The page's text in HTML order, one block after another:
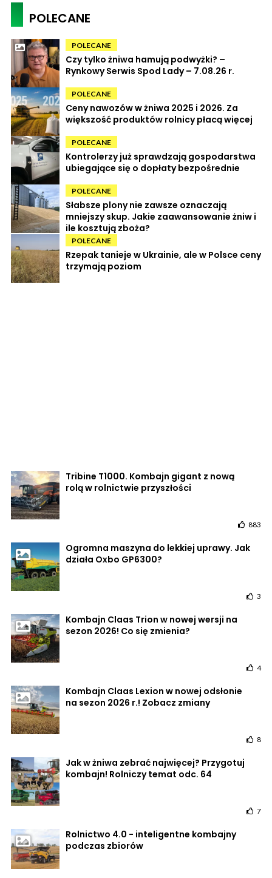
POLECANE
POLECANE
Czy tylko żniwa hamują podwyżki? –
Rynkowy Serwis Spod Lady – 7.08.26 r.
POLECANE
Ceny nawozów w żniwa 2025 i 2026. Za
większość produktów rolnicy płacą więcej
POLECANE
Kontrolerzy już sprawdzają gospodarstwa
ubiegające się o dopłaty bezpośrednie
POLECANE
Słabsze plony nie zawsze oznaczają
mniejszy skup. Jakie zaawansowanie żniw i
ile kosztują zboża?
POLECANE
Rzepak tanieje w Ukrainie, ale w Polsce ceny
trzymają poziom
Tribine T1000. Kombajn gigant z nową
rolą w rolnictwie przyszłości
883
Ogromna maszyna do lekkiej uprawy. Jak
działa Oxbo GP6300?
3
Kombajn Claas Trion w nowej wersji na
sezon 2026! Co się zmienia?
4
Kombajn Claas Lexion w nowej odsłonie
na sezon 2026 r.! Zobacz zmiany
8
Jak w żniwa zebrać najwięcej? Przygotuj
kombajn! Rolniczy temat odc. 64
7
Rolnictwo 4.0 - inteligentne kombajny
podczas zbiorów